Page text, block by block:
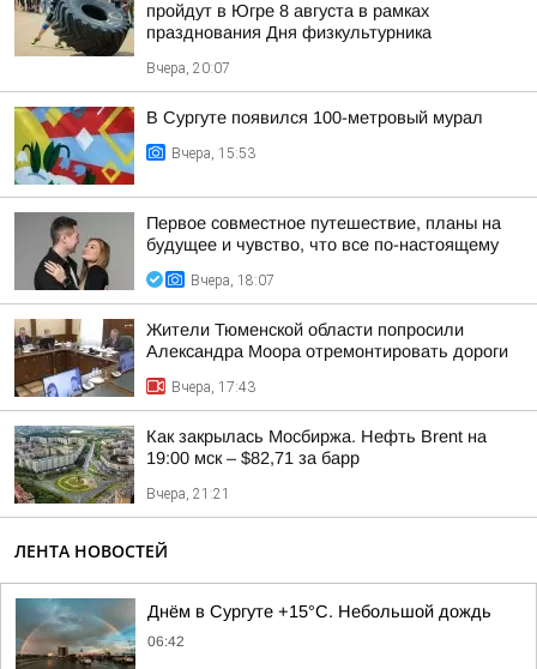
пройдут в Югре 8 августа в рамках
празднования Дня физкультурника
Вчера, 20:07
В Сургуте появился 100-метровый мурал
Вчера, 15:53
Первое совместное путешествие, планы на
будущее и чувство, что все по-настоящему
Вчера, 18:07
Жители Тюменской области попросили
Александра Моора отремонтировать дороги
Вчера, 17:43
Как закрылась Мосбиржа. Нефть Brent на
19:00 мск – $82,71 за барр
Вчера, 21:21
ЛЕНТА НОВОСТЕЙ
Днём в Сургуте +15°С. Небольшой дождь
06:42